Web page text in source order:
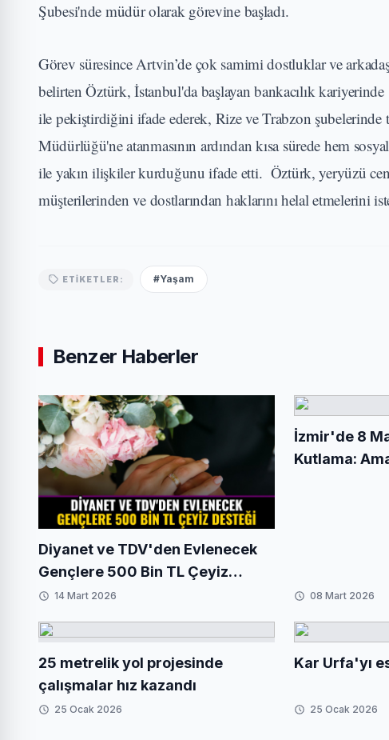
Şubesi'nde müdür olarak görevine başladı.
Görev süresince Artvin’de çok samimi dostluklar ve
belirten Öztürk, İstanbul'da başlayan bankacılık
ile pekiştirdiğini ifade ederek, Rize ve Trabzon
Müdürlüğü'ne atanmasının ardından kısa sürede hem
ile yakın ilişkiler kurduğunu ifade etti. Öztürk, yeryüzü
müşterilerinden ve dostlarından haklarını helal etmelerini
ETIKETLER: #Yaşam
Benzer Haberler
Diyanet ve TDV'den Evlenecek
Gençlere 500 Bin TL Çeyiz
Desteği
14 Mart 2026
İzmir'de 8
Kutlama:
08 Mart 2026
25 metrelik yol projesinde
çalışmalar hız kazandı
25 Ocak 2026
Kar Urfa'yı
25 Ocak 2026